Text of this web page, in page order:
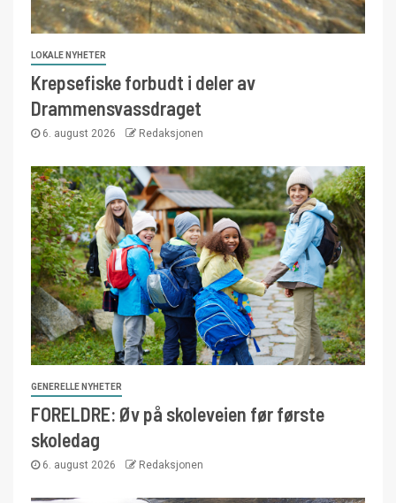
LOKALE NYHETER
Krepsefiske forbudt i deler av
Drammensvassdraget
6. august 2026 Redaksjonen
GENERELLE NYHETER
FORELDRE: Øv på skoleveien før første
skoledag
6. august 2026 Redaksjonen